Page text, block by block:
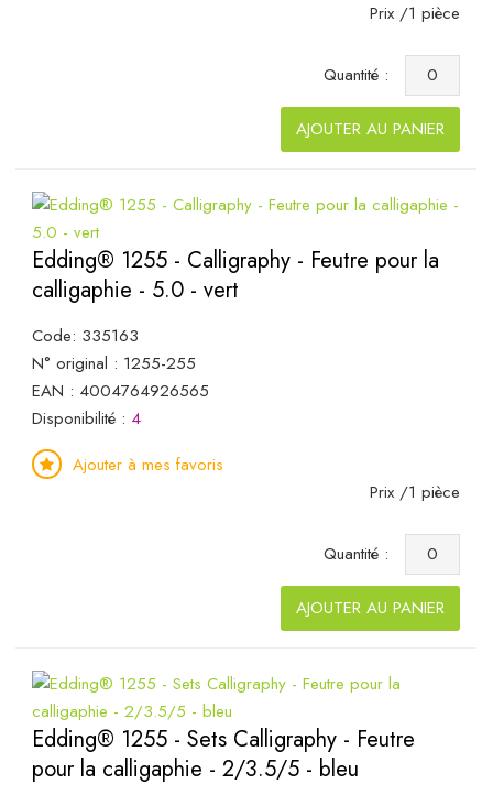
Prix /1 pièce
Quantité :
AJOUTER AU PANIER
Edding® 1255 - Calligraphy - Feutre pour la
calligaphie - 5.0 - vert
Code: 335163
N° original : 1255-255
EAN : 4004764926565
Disponibilité : 4
Ajouter à mes favoris
Prix /1 pièce
Quantité :
AJOUTER AU PANIER
Edding® 1255 - Sets Calligraphy - Feutre
pour la calligaphie - 2/3.5/5 - bleu